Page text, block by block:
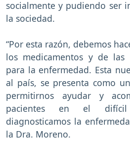
socialmente y pudiendo ser
la sociedad.
“Por esta razón, debemos
los medicamentos y de las
para la enfermedad. Esta
al país, se presenta como
permitirnos ayudar y
pacientes en el difícil
diagnosticamos la
la Dra. Moreno.